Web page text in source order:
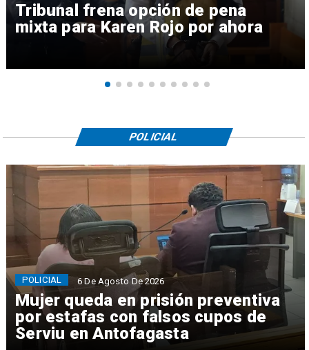
Tribunal frena opción de pena
mixta para Karen Rojo por ahora
Mujer queda en prisión preventiva
por estafas con falsos cupos de
Serviu en Antofagasta
POLICIAL 6 De Agosto De 2026
POLICIAL